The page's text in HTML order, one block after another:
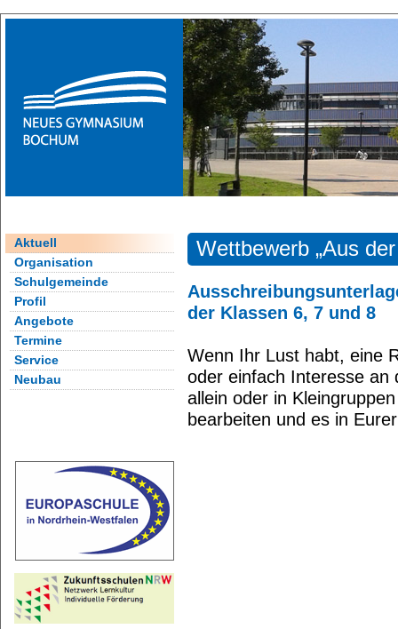
Aktuell
Organisation
Schulgemeinde
Profil
Angebote
Termine
Service
Neubau
Wettbewerb „Aus
der Klassen 6, 7 und 8
Wenn Ihr Lust habt, eine
oder einfach Interesse
allein oder in
bearbeiten und es in